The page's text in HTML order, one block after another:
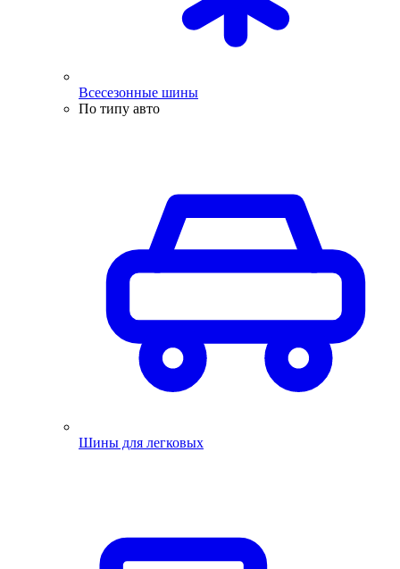
Всесезонные шины
По типу авто
Шины для легковых